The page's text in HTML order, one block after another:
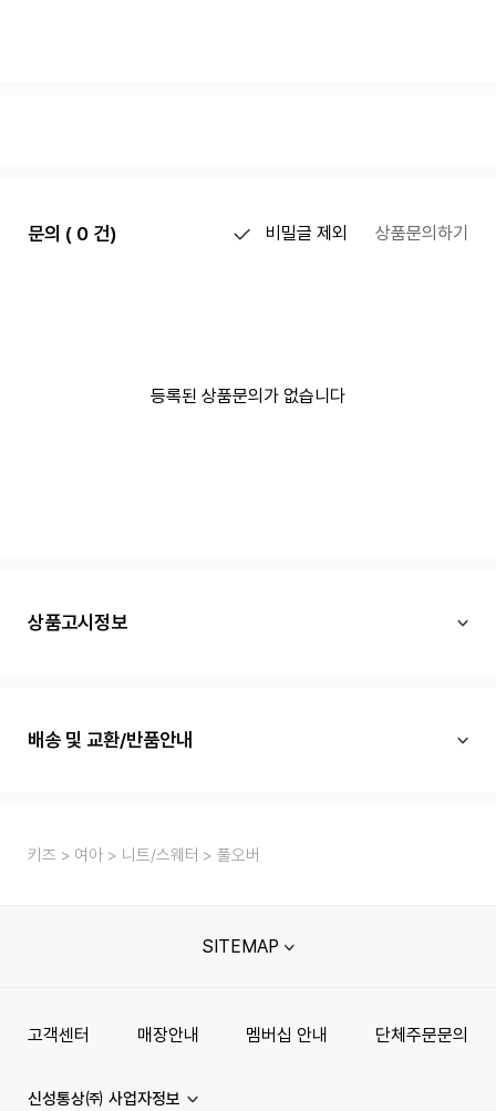
문의 ( 0 건) 비밀글 제외 상품문의하기
등록된 상품문의가 없습니다
상품고시정보
배송 및 교환/반품안내
키즈 여아 니트/스웨터 풀오버
SITEMAP
고객센터 매장안내 멤버십 안내 단체주문문의
신성통상㈜ 사업자정보